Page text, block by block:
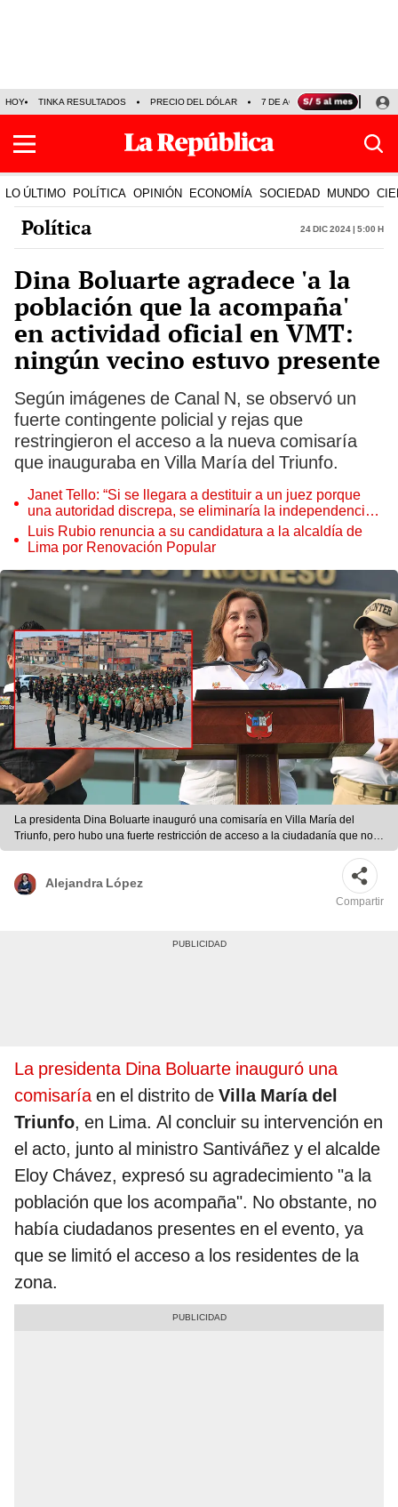
HOY TINKA RESULTADOS PRECIO DEL DÓLAR 7 DE AGOSTO OLLANTA
LO ÚLTIMO POLÍTICA OPINIÓN ECONOMÍA SOCIEDAD MUNDO
Política 24 Dic 2024 | 5:00 h
Dina Boluarte agradece 'a la
población que la acompaña'
en actividad oficial en VMT:
ningún vecino estuvo presente
Según imágenes de Canal N, se observó un
fuerte contingente policial y rejas que
restringieron el acceso a la nueva comisaría
que inauguraba en Villa María del Triunfo.
Janet Tello: “Si se llegara a destituir a un juez porque
una autoridad discrepa, se eliminaría la independencia
judicial”
Luis Rubio renuncia a su candidatura a la alcaldía de
Lima por Renovación Popular
La presidenta Dina Boluarte inauguró una comisaría en Villa María del
Triunfo, pero hubo una fuerte restricción de acceso a la ciudadanía que no
pudo presenciar el evento.
Alejandra López
Compartir
La presidenta Dina Boluarte inauguró una
comisaríaen el distrito de Villa María del
Triunfo, en Lima. Al concluir su intervención en
el acto, junto al ministro Santiváñez y el alcalde
Eloy Chávez, expresó su agradecimiento "a la
población que los acompaña". No obstante, no
había ciudadanos presentes en el evento, ya
que se limitó el acceso a los residentes de la
zona.